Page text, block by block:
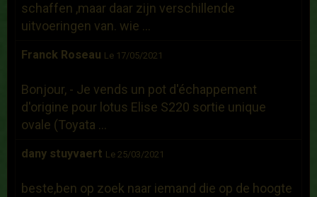
schaffen ,maar daar zijn verschillende
uitvoeringen van. wie ...
Franck Roseau Le 17/05/2021
Bonjour, - Je vends un pot d'échappement
d'origine pour lotus Elise S220 sortie unique
ovale (Toyata ...
dany stuyvaert Le 25/03/2021
beste,ben op zoek naar iemand die op de hoogte